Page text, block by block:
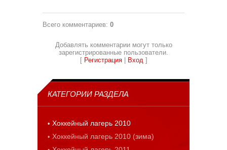
Всего комментариев: 0
Добавлять комментарии могут только
зарегистрированные пользователи.
[ Регистрация| Вход ]
КАТЕГОРИИ РАЗДЕЛА
Хоккейный лагерь 2010
Хоккейный лагерь 2010 (зима)